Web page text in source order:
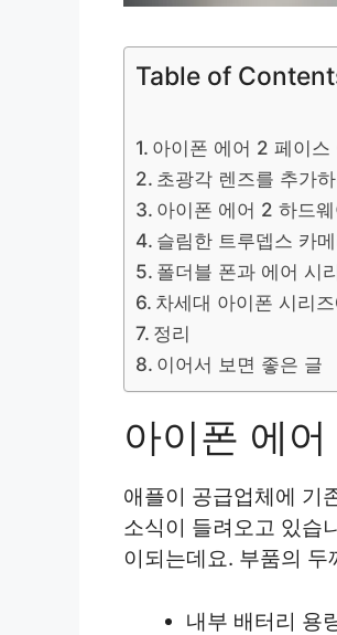
Table of
아이폰 에어 2 페이
초광각 렌즈를 추가
아이폰 에어 2 하드
슬림한 트루뎁스 카
폴더블 폰과 에어 시
차세대 아이폰 시리
정리
이어서 보면 좋은 글
아이폰 에
애플이 공급업체에 기
소식이 들려오고 있습
이되는데요. 부품의
내부 배터리 용